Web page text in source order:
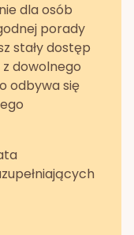
dla osób
porady
stały dostęp
dowolnego
odbywa się